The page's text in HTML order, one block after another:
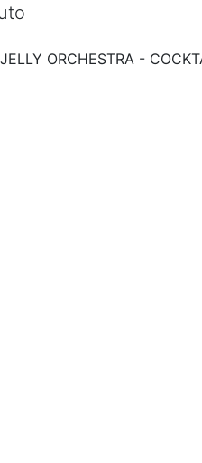
ORCHESTRA -